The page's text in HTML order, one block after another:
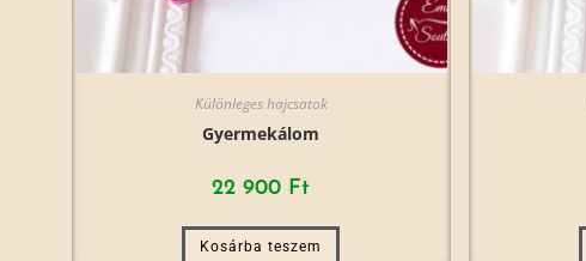
Különleges hajcsatok
Gyermekálom
22 900 Ft
Kosárba teszem